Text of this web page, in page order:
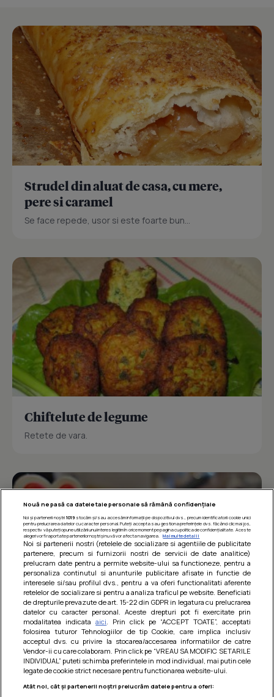
Strudel din aluat de casa, cu mere,
pere si caramel
Se face repede, usor si este foarte bun...
Chiftelute de legume
Retete de vara.
Barcute din vinete cu arpagic rosu
Un deliciu usor de preparat!
Nouă ne pasă ca datele tale personale să rămână confidențiale
Noi și partenerii noștri 1019stocăm și/sau accesăm informații pe dispozitivul dvs., precum identificatorii cookie unici
pentru prelucrarea datelor cu caracter personal. Puteți accepta sau gestiona preferințele dvs. făcând clic mai jos,
respectiv vă puteți opune utilizării unui interes legitim în orice moment pe pagina cu politica de confidențialitate. Aceste
alegeri vor fi raportate partenerilor noștri și nu vă vor afecta navigarea.
Mai multe detalii
Noi si partenerii nostri (retelele de socializare si agentiile de publicitate
partenere, precum si furnizorii nostri de servicii de date analitice)
prelucram date pentru a permite website-ului sa functioneze, pentru a
personaliza continutul si anunturile publicitare afisate in functie de
interesele si/sau profilul dvs., pentru a va oferi functionalitati aferente
retelelor de socializare si pentru a analiza traficul pe website. Beneficiati
de drepturile prevazute de art. 15-22 din GDPR in legatura cu prelucrarea
datelor cu caracter personal. Aceste drepturi pot fi exercitate prin
modalitatea indicataaici . Prin click pe “ACCEPT TOATE”, acceptati
folosirea tuturor Tehnologiilor de tip Cookie, care implica inclusiv
acceptul dvs. cu privire la stocarea/accesarea informatiilor de catre
Vendor-ii cu care colaboram. Prin click pe “VREAU SA MODIFIC SETARILE
INDIVIDUAL” puteti schimba preferintele in mod individual, mai putin cele
legate de cookie strict necesare pentru functionarea website-ului.
Atât noi, cât și partenerii noștri prelucrăm datele pentru a oferi: